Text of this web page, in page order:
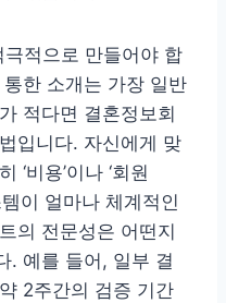
극적으로 만들어야 합
한 소개는 가장 일반
적다면 결혼정보회
입니다. 자신에게 맞
‘비용’이나 ‘회원
이 얼마나 체계적인
의 전문성은 어떤지
. 예를 들어, 일부 결
2주간의 검증 기간